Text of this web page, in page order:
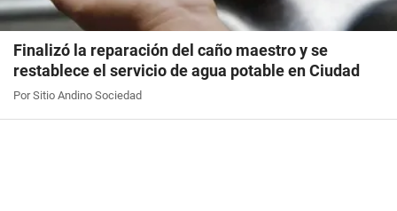
Finalizó la reparación del caño maestro y se
restablece el servicio de agua potable en Ciudad
Por Sitio Andino Sociedad